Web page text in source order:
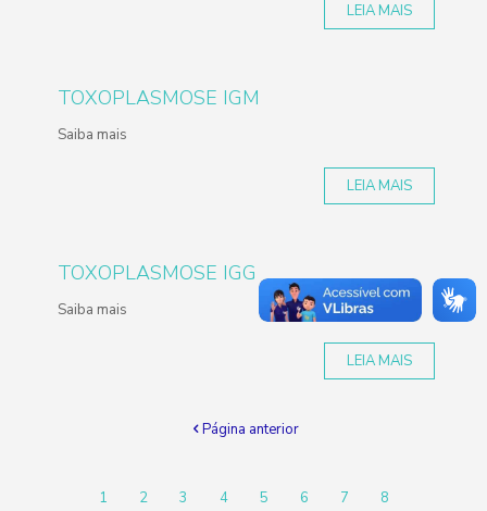
LEIA MAIS
TOXOPLASMOSE IGM
Saiba mais
LEIA MAIS
TOXOPLASMOSE IGG
Saiba mais
LEIA MAIS
Página anterior
1 2 3 4 5 6 7
8